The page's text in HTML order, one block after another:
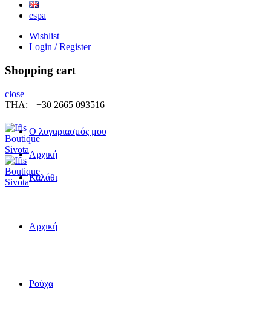
espa
Wishlist
Login / Register
Shopping cart
close
ΤΗΛ:
+30 2665 093516
Ο λογαριασμός μου
Αρχική
Καλάθι
Αρχική
Ρούχα